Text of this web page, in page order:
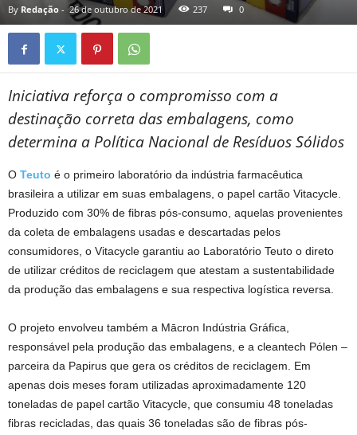
By Redação - 26 de outubro de 2021 237 0
Iniciativa reforça o compromisso com a
destinação correta das embalagens, como
determina a Política Nacional de Resíduos Sólidos
O Teuto é o primeiro laboratório da indústria farmacêutica
brasileira a utilizar em suas embalagens, o papel cartão Vitacycle.
Produzido com 30% de fibras pós-consumo, aquelas provenientes
da coleta de embalagens usadas e descartadas pelos
consumidores, o Vitacycle garantiu ao Laboratório Teuto o direto
de utilizar créditos de reciclagem que atestam a sustentabilidade
da produção das embalagens e sua respectiva logística reversa.
O projeto envolveu também a Mācron Indústria Gráfica,
responsável pela produção das embalagens, e a cleantech Pólen –
parceira da Papirus que gera os créditos de reciclagem. Em
apenas dois meses foram utilizadas aproximadamente 120
toneladas de papel cartão Vitacycle, que consumiu 48 toneladas
fibras recicladas, das quais 36 toneladas são de fibras pós-